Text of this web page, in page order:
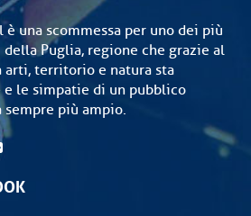
una scommessa per uno dei più
Puglia, regione che grazie al
arti, territorio e natura sta
le simpatie di un pubblico
più ampio.